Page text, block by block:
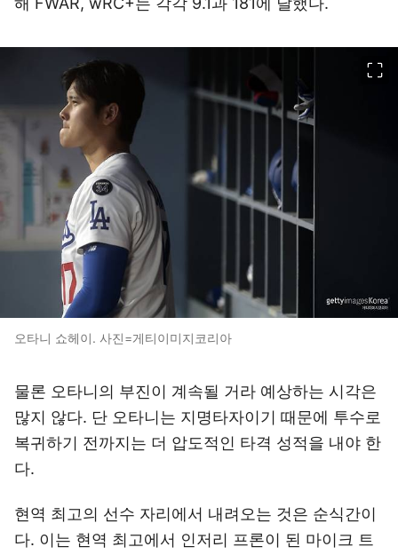
오타니 쇼헤이. 사진=게티이미지코리아
물론 오타니의 부진이 계속될 거라 예상하는 시각은
많지 않다. 단 오타니는 지명타자이기 때문에 투수로
복귀하기 전까지는 더 압도적인 타격 성적을 내야 한
다.
현역 최고의 선수 자리에서 내려오는 것은 순식간이
다. 이는 현역 최고에서 인저리 프론이 된 마이크 트